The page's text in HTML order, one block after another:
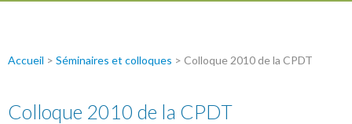
Accueil > Séminaires et colloques > Colloque 2010 de la CPDT
Colloque 2010 de la CPDT